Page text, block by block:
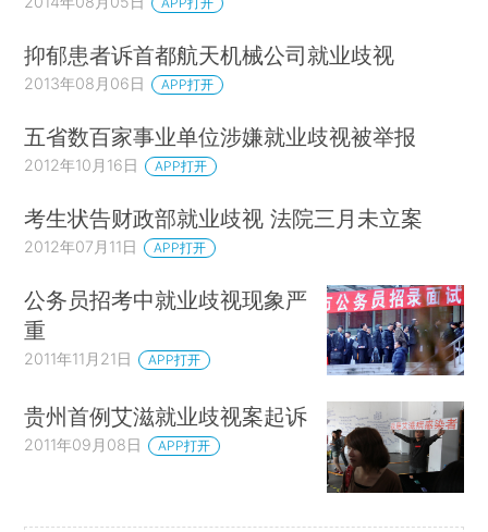
抑郁患者诉首都航天机械公司就业歧视
2013年08月06日 APP打开
五省数百家事业单位涉嫌就业歧视被举报
2012年10月16日 APP打开
考生状告财政部就业歧视 法院三月未立案
2012年07月11日 APP打开
公务员招考中就业歧视现象严
重
2011年11月21日 APP打开
贵州首例艾滋就业歧视案起诉
2011年09月08日 APP打开